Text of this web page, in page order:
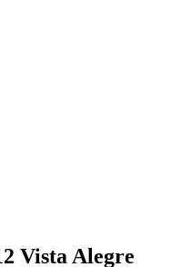
Vista Alegre